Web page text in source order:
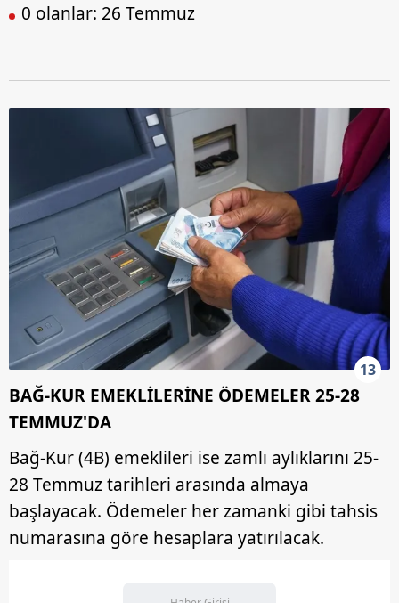
0 olanlar: 26 Temmuz
13
BAĞ-KUR EMEKLİLERİNE ÖDEMELER 25-28
TEMMUZ'DA
Bağ-Kur (4B) emeklileri ise zamlı aylıklarını 25-
28 Temmuz tarihleri arasında almaya
başlayacak. Ödemeler her zamanki gibi tahsis
numarasına göre hesaplara yatırılacak.